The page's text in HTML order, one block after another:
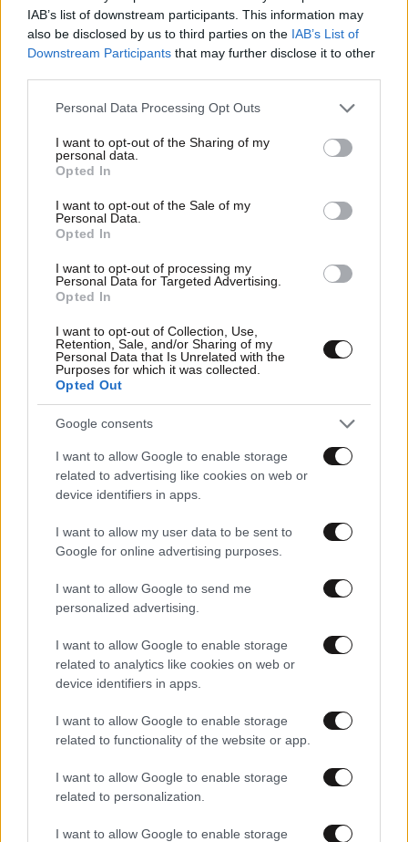
IAB’s list of downstream participants. This information may
also be disclosed by us to third parties on the IAB’s List of
Downstream Participants that may further disclose it to other
Please note that this website/app uses one or more Google
not limited to your visit or usage behaviour. You may click to
grant or deny consent to Google and its third-party tags to
use your data for below specified purposes in below Google
consent section.
Personal Data Processing Opt Outs
I want to opt-out of the Sharing of my
personal data.
Opted In
I want to opt-out of the Sale of my
Personal Data.
Opted In
I want to opt-out of processing my
Personal Data for Targeted Advertising.
Opted In
I want to opt-out of Collection, Use,
Retention, Sale, and/or Sharing of my
Personal Data that Is Unrelated with the
Purposes for which it was collected.
Opted Out
Google consents
I want to allow Google to enable storage
related to advertising like cookies on web or
device identifiers in apps.
I want to allow my user data to be sent to
Google for online advertising purposes.
I want to allow Google to send me
personalized advertising.
I want to allow Google to enable storage
related to analytics like cookies on web or
device identifiers in apps.
I want to allow Google to enable storage
related to functionality of the website or app.
I want to allow Google to enable storage
related to personalization.
I want to allow Google to enable storage
26·07·2026 19:45
θερμοκρασίες έως 38 βαθμούς, η πρόγνωση μέχρι την
Πέμπτη
26·07·2026 07:06
Καιρός: Μικρή άνοδο της θερμοκρασίας και αφρικανική
Το ισχυρότατο μπουρίνι «γονάτισε» την Αθήνα:
Πλημμύρισαν δρόμοι, έπεσαν δέντρα, κατέρρευσαν
σκαλιωσιές – Πάνω από 112.000 κεραυνοί σε λίγη ώρα